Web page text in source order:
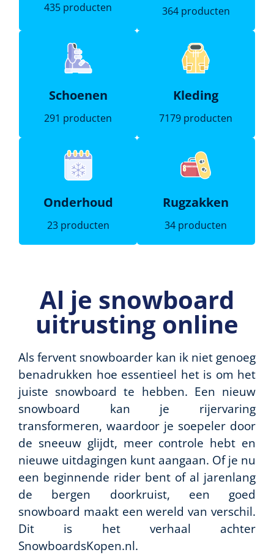
435 producten 364 producten
Schoenen
291 producten
Kleding
7179 producten
Onderhoud
23 producten
Rugzakken
34 producten
Al je snowboard
uitrusting online
Als fervent snowboarder kan ik niet genoeg
benadrukken hoe essentieel het is om het
juiste snowboard te hebben. Een nieuw
snowboard kan je rijervaring
transformeren, waardoor je soepeler door
de sneeuw glijdt, meer controle hebt en
nieuwe uitdagingen kunt aangaan. Of je nu
een beginnende rider bent of al jarenlang
de bergen doorkruist, een goed
snowboard maakt een wereld van verschil.
Dit is het verhaal achter
SnowboardsKopen.nl.